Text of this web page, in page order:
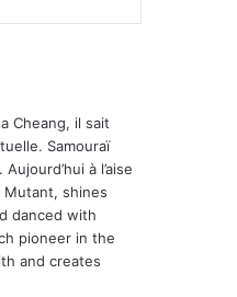
Cheang, il sait
Samouraï
à l’aise
shines
danced with
pioneer in the
and creates